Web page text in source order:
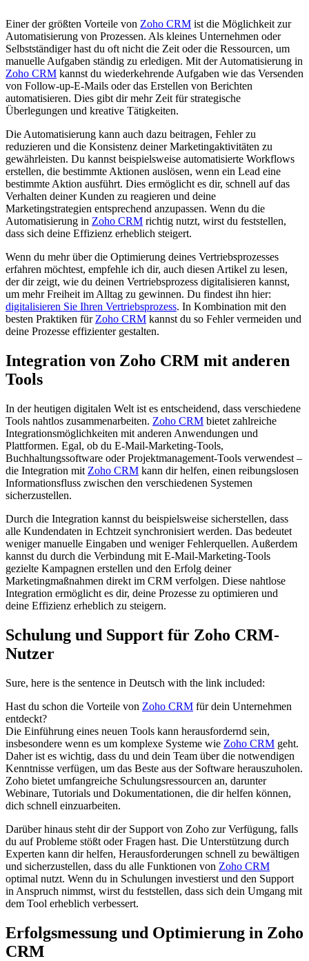
Einer der größten Vorteile von Zoho CRM ist die Möglichkeit zur
Automatisierung von Prozessen. Als kleines Unternehmen oder
Selbstständiger hast du oft nicht die Zeit oder die Ressourcen, um
manuelle Aufgaben ständig zu erledigen. Mit der Automatisierung in
Zoho CRM kannst du wiederkehrende Aufgaben wie das Versenden
von Follow-up-E-Mails oder das Erstellen von Berichten
automatisieren. Dies gibt dir mehr Zeit für strategische
Überlegungen und kreative Tätigkeiten.
Die Automatisierung kann auch dazu beitragen, Fehler zu
reduzieren und die Konsistenz deiner Marketingaktivitäten zu
gewährleisten. Du kannst beispielsweise automatisierte Workflows
erstellen, die bestimmte Aktionen auslösen, wenn ein Lead eine
bestimmte Aktion ausführt. Dies ermöglicht es dir, schnell auf das
Verhalten deiner Kunden zu reagieren und deine
Marketingstrategien entsprechend anzupassen. Wenn du die
Automatisierung in Zoho CRM richtig nutzt, wirst du feststellen,
dass sich deine Effizienz erheblich steigert.
Wenn du mehr über die Optimierung deines Vertriebsprozesses
erfahren möchtest, empfehle ich dir, auch diesen Artikel zu lesen,
der dir zeigt, wie du deinen Vertriebsprozess digitalisieren kannst,
um mehr Freiheit im Alltag zu gewinnen. Du findest ihn hier:
digitalisieren Sie Ihren Vertriebsprozess. In Kombination mit den
besten Praktiken für Zoho CRM kannst du so Fehler vermeiden und
deine Prozesse effizienter gestalten.
Integration von Zoho CRM mit anderen
Tools
In der heutigen digitalen Welt ist es entscheidend, dass verschiedene
Tools nahtlos zusammenarbeiten. Zoho CRM bietet zahlreiche
Integrationsmöglichkeiten mit anderen Anwendungen und
Plattformen. Egal, ob du E-Mail-Marketing-Tools,
Buchhaltungssoftware oder Projektmanagement-Tools verwendest –
die Integration mit Zoho CRM kann dir helfen, einen reibungslosen
Informationsfluss zwischen den verschiedenen Systemen
sicherzustellen.
Durch die Integration kannst du beispielsweise sicherstellen, dass
alle Kundendaten in Echtzeit synchronisiert werden. Das bedeutet
weniger manuelle Eingaben und weniger Fehlerquellen. Außerdem
kannst du durch die Verbindung mit E-Mail-Marketing-Tools
gezielte Kampagnen erstellen und den Erfolg deiner
Marketingmaßnahmen direkt im CRM verfolgen. Diese nahtlose
Integration ermöglicht es dir, deine Prozesse zu optimieren und
deine Effizienz erheblich zu steigern.
Schulung und Support für Zoho CRM-
Nutzer
Sure, here is the sentence in Deutsch with the link included:
Hast du schon die Vorteile von Zoho CRM für dein Unternehmen
entdeckt?
Die Einführung eines neuen Tools kann herausfordernd sein,
insbesondere wenn es um komplexe Systeme wie Zoho CRM geht.
Daher ist es wichtig, dass du und dein Team über die notwendigen
Kenntnisse verfügen, um das Beste aus der Software herauszuholen.
Zoho bietet umfangreiche Schulungsressourcen an, darunter
Webinare, Tutorials und Dokumentationen, die dir helfen können,
dich schnell einzuarbeiten.
Darüber hinaus steht dir der Support von Zoho zur Verfügung, falls
du auf Probleme stößt oder Fragen hast. Die Unterstützung durch
Experten kann dir helfen, Herausforderungen schnell zu bewältigen
und sicherzustellen, dass du alle Funktionen von Zoho CRM
optimal nutzt. Wenn du in Schulungen investierst und den Support
in Anspruch nimmst, wirst du feststellen, dass sich dein Umgang mit
dem Tool erheblich verbessert.
Erfolgsmessung und Optimierung in Zoho
CRM